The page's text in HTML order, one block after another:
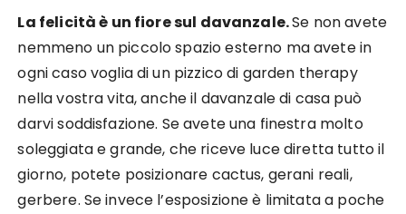
La felicità è un fiore sul davanzale.Se non avete
nemmeno un piccolo spazio esterno ma avete in
ogni caso voglia di un pizzico di garden therapy
nella vostra vita, anche il davanzale di casa può
darvi soddisfazione. Se avete una finestra molto
soleggiata e grande, che riceve luce diretta tutto il
giorno, potete posizionare cactus, gerani reali,
gerbere. Se invece l’esposizione è limitata a poche